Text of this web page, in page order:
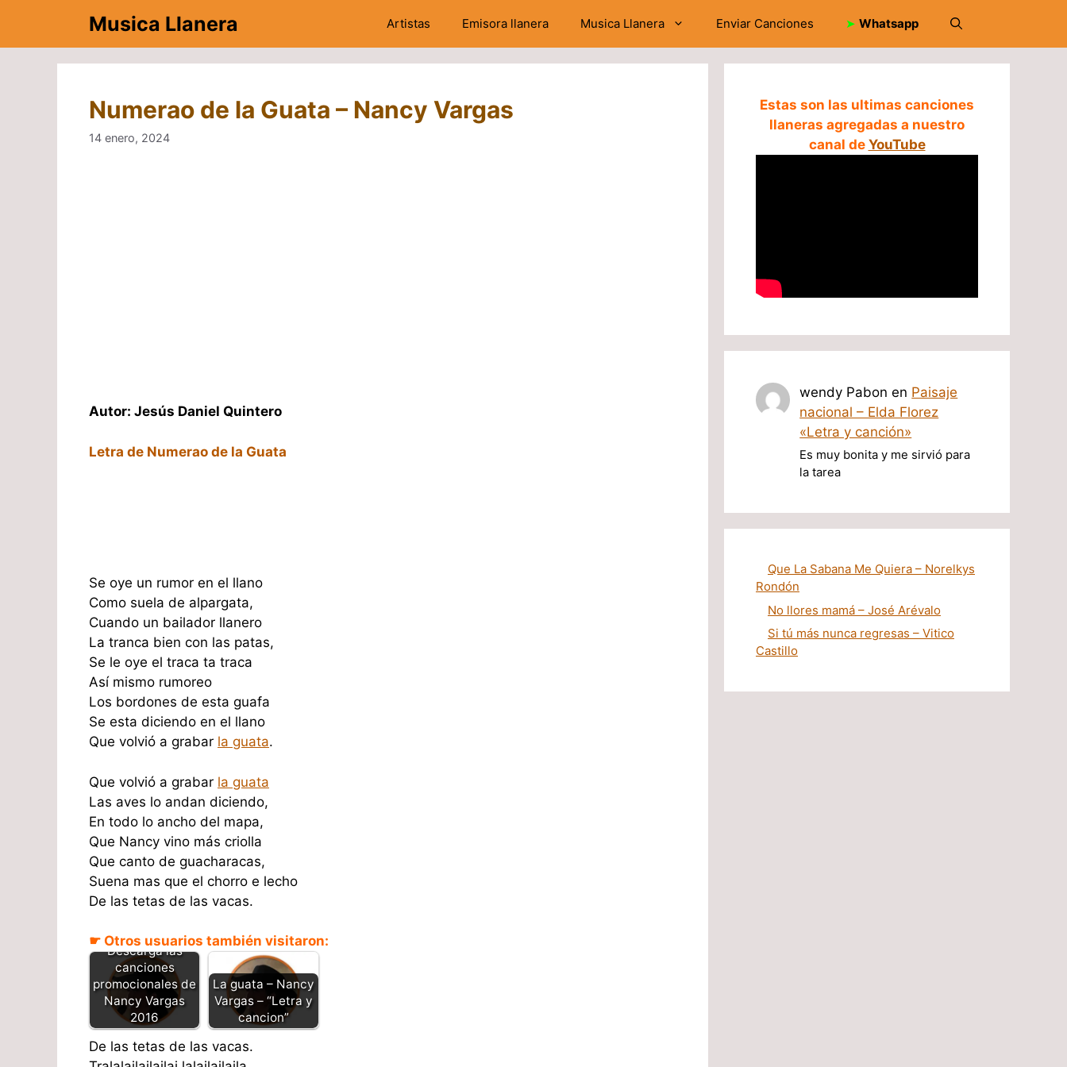
contenido
Musica Llanera Artistas Emisora llanera Musica Llanera Enviar Canciones ➤ Whatsapp
Numerao de la Guata – Nancy Vargas
14 enero, 2024
Autor: Jesús Daniel Quintero
Letra de Numerao de la Guata
Se oye un rumor en el llano
Como suela de alpargata,
Cuando un bailador llanero
La tranca bien con las patas,
Se le oye el traca ta traca
Así mismo rumoreo
Los bordones de esta guafa
Se esta diciendo en el llano
Que volvió a grabar la guata.
Que volvió a grabar la guata
Las aves lo andan diciendo,
En todo lo ancho del mapa,
Que Nancy vino más criolla
Que canto de guacharacas,
Suena mas que el chorro e lecho
De las tetas de las vacas.
☛ Otros usuarios también visitaron:
Descarga las
canciones
promocionales de
Nancy Vargas
2016
La guata – Nancy
Vargas – “Letra y
cancion”
De las tetas de las vacas.
Estas son las ultimas canciones
llaneras agregadas a nuestro
canal de YouTube
wendy Pabon en Paisaje
nacional – Elda Florez
«Letra y canción»
Es muy bonita y me sirvió para
la tarea
Que La Sabana Me Quiera – Norelkys
Rondón
No llores mamá – José Arévalo
Si tú más nunca regresas – Vitico
Castillo